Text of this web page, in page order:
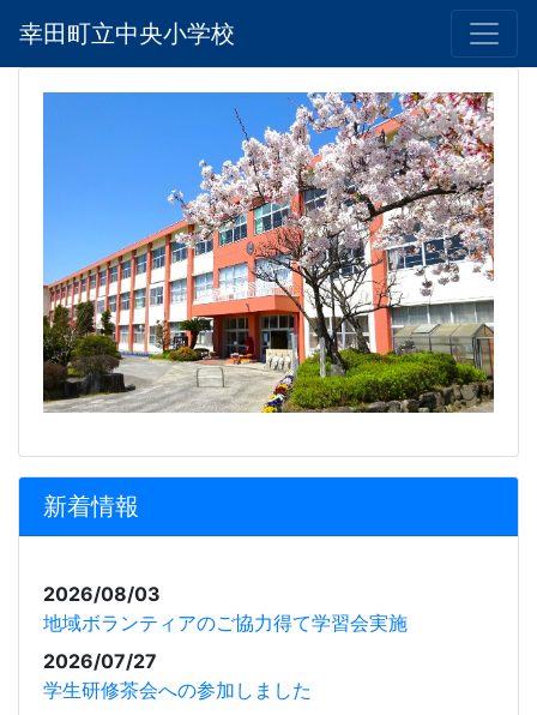
幸田町立中央小学校
新着情報
2026/08/03
地域ボランティアのご協力得て学習会実施
2026/07/27
学生研修茶会への参加しました